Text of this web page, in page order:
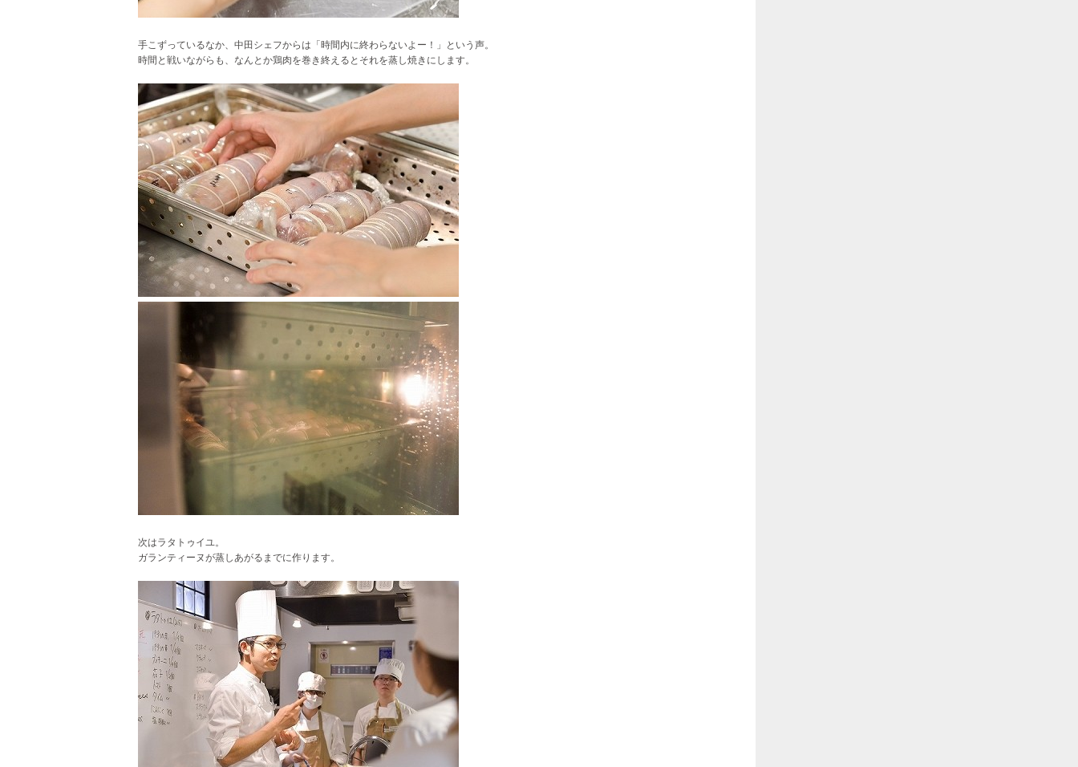
手こずっているなか、中田シェフからは 「時間内に終わらないよー！」という声。
時間と戦いながらも、なんとか鶏肉を巻き終えるとそれを蒸し焼きにします。
次はラタトゥイユ。
ガランティーヌが蒸しあがるまでに作ります。